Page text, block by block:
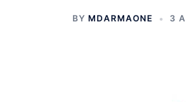
BY MDARMAONE 3